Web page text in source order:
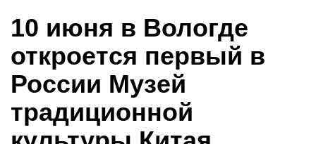
10 июня в Вологде
откроется первый в
России Музей
традиционной